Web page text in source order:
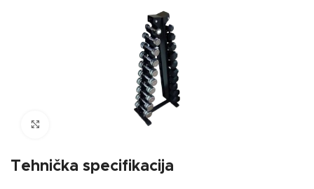
Tehnička specifikacija